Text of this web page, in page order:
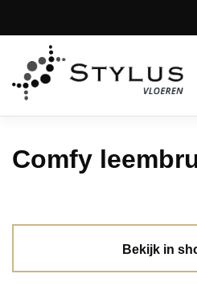
Comfy
Bekijk in